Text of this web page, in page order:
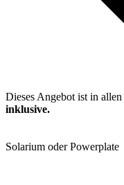
Dieses Angebot ist in allen
inklusive.
Solarium oder Powerplate